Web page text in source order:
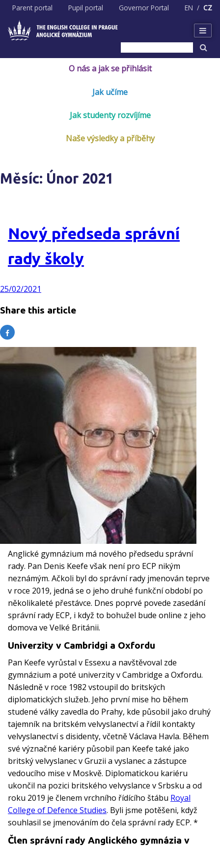
Skip
content
Parent portal Pupil portal Governor Portal EN CZ
O nás a jak se přihlásit
Jak učíme
Jak studenty rozvíjíme
Naše výsledky a příběhy
Měsíc: Únor 2021
Nový předseda správní
rady školy
25/02/2021
Share this article
Anglické gymnázium má nového předsedu správní
rady. Pan Denis Keefe však není pro ECP nikým
neznámým. Ačkoli byl do správní rady jmenován teprve
v roce 2019, jedná se o jeho druhé funkční období po
několikaleté přestávce. Dnes poprvé povede zasedání
správní rady ECP, i když to bohužel bude online z jeho
domova ve Velké Británii.
Univerzity v Cambridgi a Oxfordu
Pan Keefe vyrůstal v Essexu a navštěvoval zde
gymnázium a poté univerzity v Cambridge a Oxfordu.
Následně v roce 1982 vstoupil do britských
diplomatických služeb. Jeho první mise ho během
studené války zavedla do Prahy, kde působil jako druhý
tajemník na britském velvyslanectví a řídil kontakty
velvyslanectví s disidenty, včetně Václava Havla. Během
své význačné kariéry působil pan Keefe také jako
britský velvyslanec v Gruzii a vyslanec a zástupce
vedoucího mise v Moskvě. Diplomatickou kariéru
ukončil na pozici britského velvyslance v Srbsku a od
roku 2019 je členem vrchního řídícího štábu Royal
College of Defence Studies. Byli jsme potěšeni, když
souhlasil se jmenováním do čela správní rady ECP. *
Člen správní rady Anglického gymnázia v